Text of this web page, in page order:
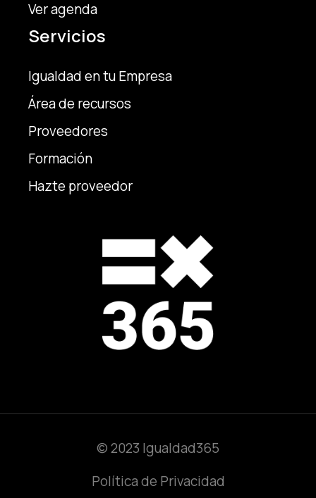
Servicios
Igualdad en tu Empresa
Área de recursos
Proveedores
Formación
Hazte proveedor
Ver agenda
© 2023 Igualdad365
Política de Privacidad